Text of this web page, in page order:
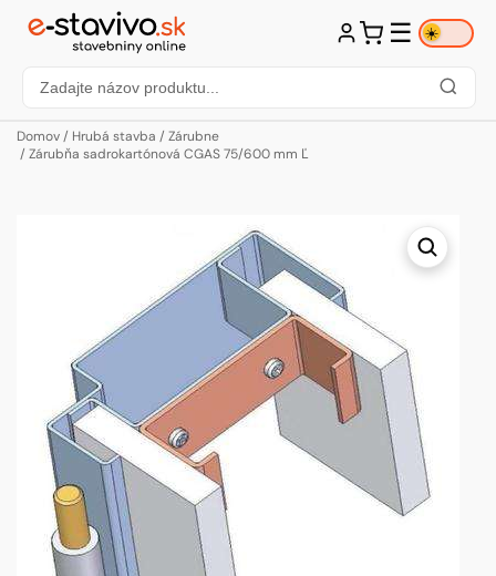
☰ ☀️
Domov/ Hrubá stavba / Zárubne
/ Zárubňa sadrokartónová CGAS 75/600 mm Ľ